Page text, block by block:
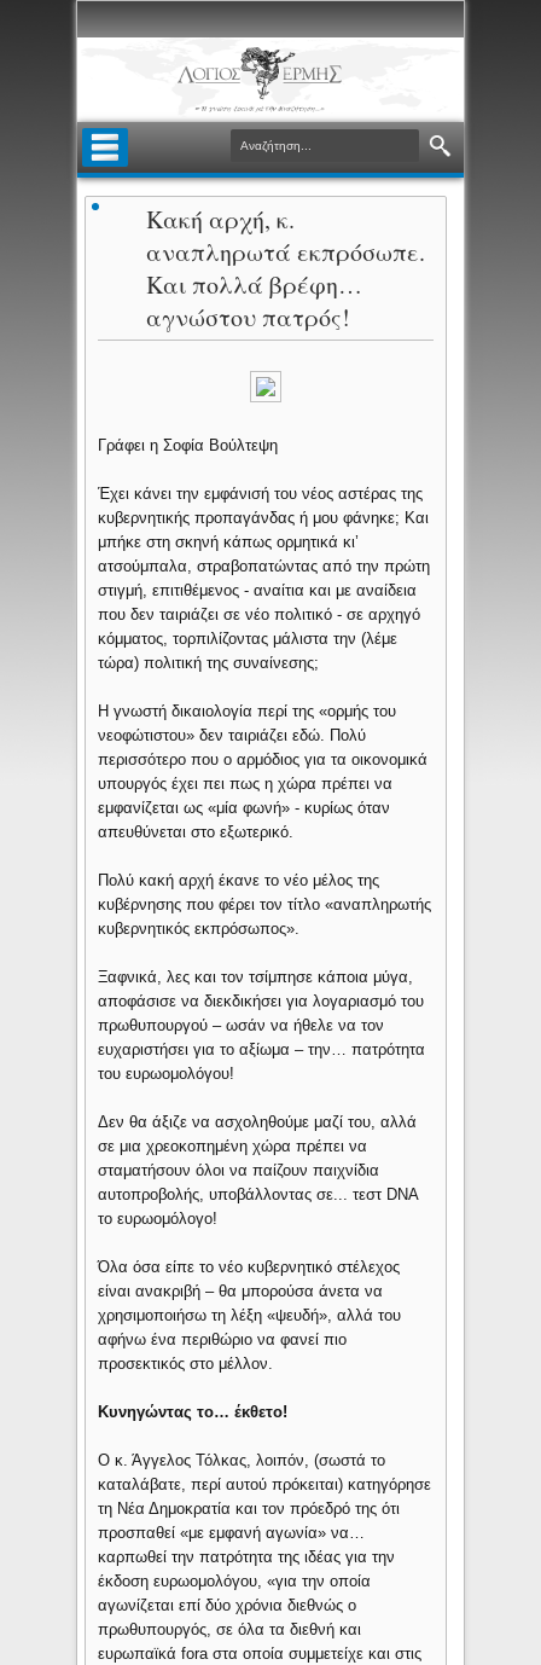
Κακή αρχή, κ.
αναπληρωτά εκπρόσωπε.
Και πολλά βρέφη…
αγνώστου πατρός!
Γράφει η Σοφία Βούλτεψη
Έχει κάνει την εμφάνισή του νέος αστέρας της
κυβερνητικής προπαγάνδας ή μου φάνηκε; Και
μπήκε στη σκηνή κάπως ορμητικά κι’
ατσούμπαλα, στραβοπατώντας από την πρώτη
στιγμή, επιτιθέμενος - αναίτια και με αναίδεια
που δεν ταιριάζει σε νέο πολιτικό - σε αρχηγό
κόμματος, τορπιλίζοντας μάλιστα την (λέμε
τώρα) πολιτική της συναίνεσης;
Η γνωστή δικαιολογία περί της «ορμής του
νεοφώτιστου» δεν ταιριάζει εδώ. Πολύ
περισσότερο που ο αρμόδιος για τα οικονομικά
υπουργός έχει πει πως η χώρα πρέπει να
εμφανίζεται ως «μία φωνή» - κυρίως όταν
απευθύνεται στο εξωτερικό.
Πολύ κακή αρχή έκανε το νέο μέλος της
κυβέρνησης που φέρει τον τίτλο «αναπληρωτής
κυβερνητικός εκπρόσωπος».
Ξαφνικά, λες και τον τσίμπησε κάποια μύγα,
αποφάσισε να διεκδικήσει για λογαριασμό του
πρωθυπουργού – ωσάν να ήθελε να τον
ευχαριστήσει για το αξίωμα – την… πατρότητα
του ευρωομολόγου!
Δεν θα άξιζε να ασχοληθούμε μαζί του, αλλά
σε μια χρεοκοπημένη χώρα πρέπει να
σταματήσουν όλοι να παίζουν παιχνίδια
αυτοπροβολής, υποβάλλοντας σε... τεστ DNA
το ευρωομόλογο!
Όλα όσα είπε το νέο κυβερνητικό στέλεχος
είναι ανακριβή – θα μπορούσα άνετα να
χρησιμοποιήσω τη λέξη «ψευδή», αλλά του
αφήνω ένα περιθώριο να φανεί πιο
προσεκτικός στο μέλλον.
Κυνηγώντας το… έκθετο!
Ο κ. Άγγελος Τόλκας, λοιπόν, (σωστά το
καταλάβατε, περί αυτού πρόκειται) κατηγόρησε
τη Νέα Δημοκρατία και τον πρόεδρό της ότι
προσπαθεί «με εμφανή αγωνία» να…
καρπωθεί την πατρότητα της ιδέας για την
έκδοση ευρωομολόγου, «για την οποία
αγωνίζεται επί δύο χρόνια διεθνώς ο
πρωθυπουργός, σε όλα τα διεθνή και
ευρωπαϊκά fora στα οποία συμμετείχε και στις